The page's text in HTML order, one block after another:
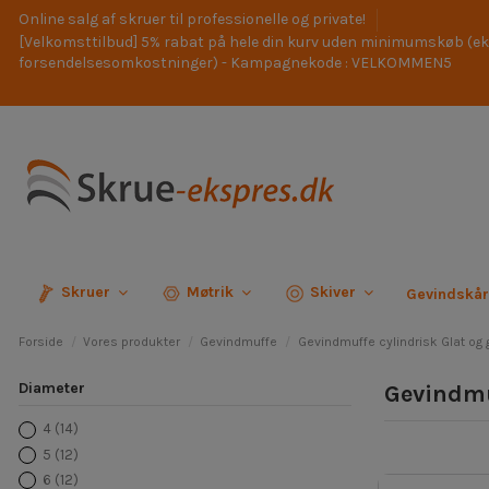
Online salg af skruer til professionelle og private!
[Velkomsttilbud] 5% rabat på hele din kurv uden minimumskøb
forsendelsesomkostninger) - Kampagnekode : VELKOMMEN5
Skruer Møtrik Skiver
Forside Vores produkter Gevindmuffe Gevindmuffe cylindrisk Glat og
Diameter
4 (14)
5 (12)
6 (12)